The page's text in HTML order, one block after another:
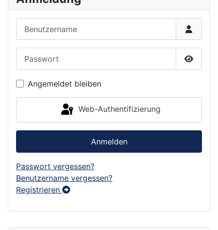
Angemeldet bleiben
Web-Authentifizierung
Anmelden
Passwort vergessen?
Benutzername vergessen?
Registrieren